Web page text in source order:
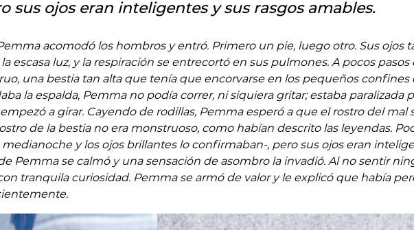
sus ojos eran inteligentes y sus rasgos amables.
acomodó los hombros y entró. Primero un pie, luego otro. Sus ojos
escasa luz, y la respiración se entrecortó en sus pulmones. A pocos pasos
una bestia tan alta que tenía que encorvarse en los pequeños confines
la espalda, Pemma no podía correr, ni siquiera gritar; estaba paralizada
a girar. Cayendo de rodillas, Pemma esperó a que el rostro del mal
de la bestia no era monstruoso, como habían descrito las leyendas.
y los ojos brillantes lo confirmaban-, pero sus ojos eran
Pemma se calmó y una sensación de asombro la invadió. Al no sentir
tranquila curiosidad. Pemma se armó de valor y le explicó que había